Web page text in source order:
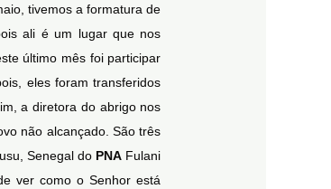
tivemos a formatura de
ali é um lugar que nos
último mês foi participar
eles foram transferidos
a diretora do abrigo nos
não alcançado. São três
Senegal do PNA Fulani
ver como o Senhor está